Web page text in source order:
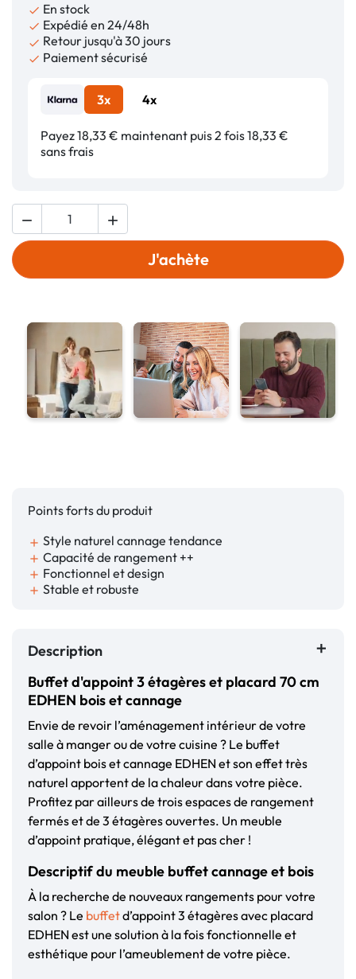
 En stock
 Expédié en 24/48h
 Retour jusqu'à 30 jours
 Paiement sécurisé
3x 4x
Payez 18,33 € maintenant puis 2 fois 18,33 €
sans frais
 
J'achète
Points forts du produit
add Style naturel cannage tendance
add Capacité de rangement ++
add Fonctionnel et design
add Stable et robuste
Description
Buffet d'appoint 3 étagères et placard 70 cm
EDHEN bois et cannage
Envie de revoir l’aménagement intérieur de votre
salle à manger ou de votre cuisine ? Le buffet
d’appoint bois et cannage EDHEN et son effet très
naturel apportent de la chaleur dans votre pièce.
Profitez par ailleurs de trois espaces de rangement
fermés et de 3 étagères ouvertes. Un meuble
d’appoint pratique, élégant et pas cher !
Descriptif du meuble buffet cannage et bois
À la recherche de nouveaux rangements pour votre
salon ? Le buffetd’appoint 3 étagères avec placard
EDHEN est une solution à la fois fonctionnelle et
esthétique pour l’ameublement de votre pièce.